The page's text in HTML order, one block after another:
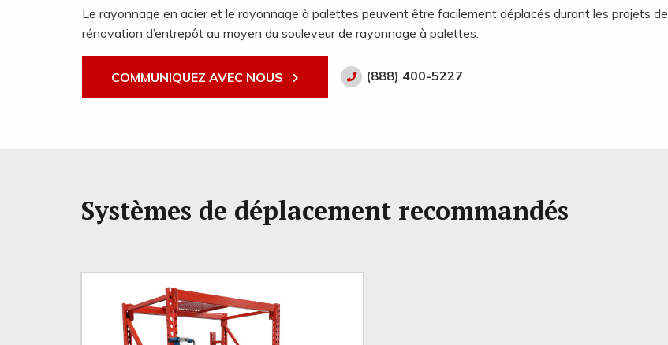
Le rayonnage en acier et le rayonnage à palettes peuvent être facilement déplacés durant les projets de
rénovation d’entrepôt au moyen du souleveur de rayonnage à palettes.
COMMUNIQUEZ AVEC NOUS (888) 400-5227
Systèmes de déplacement recommandés